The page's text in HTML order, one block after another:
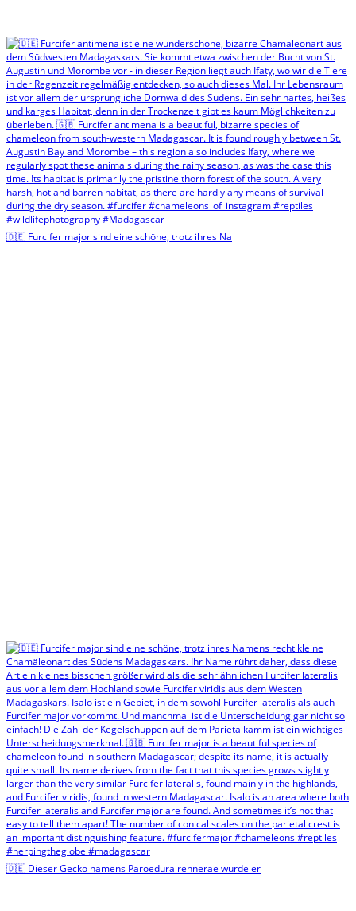
🇩🇪 Furcifer major sind eine schöne, trotz ihres Na
🇩🇪 Dieser Gecko namens Paroedura rennerae wurde er